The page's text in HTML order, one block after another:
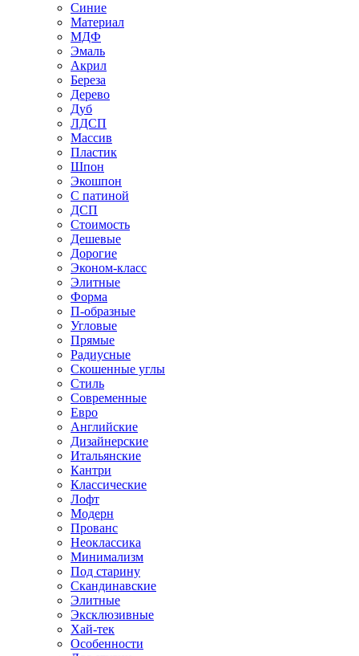
Синие
Материал
МДФ
Эмаль
Акрил
Береза
Дерево
Дуб
ЛДСП
Массив
Пластик
Шпон
Экошпон
С патиной
ДСП
Стоимость
Дешевые
Дорогие
Эконом-класс
Элитные
Форма
П-образные
Угловые
Прямые
Радиусные
Скошенные углы
Стиль
Современные
Евро
Английские
Дизайнерские
Итальянские
Кантри
Классические
Лофт
Модерн
Прованс
Неоклассика
Минимализм
Под старину
Скандинавские
Элитные
Эксклюзивные
Хай-тек
Особенности